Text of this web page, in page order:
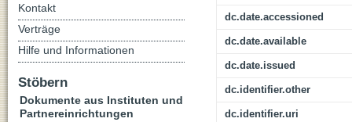
dc.date.accessioned
dc.date.available
dc.date.issued
dc.identifier.other
dc.identifier.uri
Kontakt
Verträge
Hilfe und Informationen
Stöbern
Dokumente aus Instituten und
Partnereinrichtungen